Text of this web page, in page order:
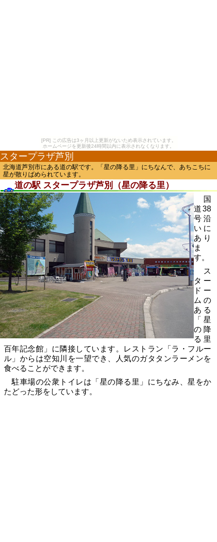
[PR] この広告は3ヶ月以上更新がないため表示されています。
ホームページを更新後24時間以内に表示されなくなります。
スタープラザ芦別
北海道芦別市にある道の駅です。「星の降る里」にちなんで、あちこちに
星が散りばめられています。
道の駅 スタープラザ芦別（星の降る里）
国
道38
号沿
いに
あり
ま
す。
ス
ター
ドー
ムの
ある
「星
の降
る里
百年記念館」に隣接しています。レストラン「ラ・フルー
ル」からは空知川を一望でき、人気のガタタンラーメンを
食べることができます。
駐車場の公衆トイレは「星の降る里」にちなみ、星をか
たどった形をしています。